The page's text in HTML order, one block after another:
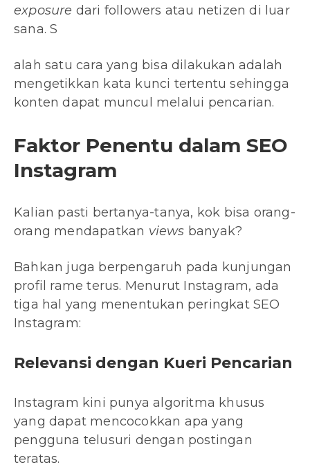
exposure dari followers atau netizen di luar
sana. S
alah satu cara yang bisa dilakukan adalah
mengetikkan kata kunci tertentu sehingga
konten dapat muncul melalui pencarian.
Faktor Penentu dalam SEO
Instagram
Kalian pasti bertanya-tanya, kok bisa orang-
orang mendapatkan views banyak?
Bahkan juga berpengaruh pada kunjungan
profil rame terus. Menurut Instagram, ada
tiga hal yang menentukan peringkat SEO
Instagram:
Relevansi dengan Kueri Pencarian
Instagram kini punya algoritma khusus
yang dapat mencocokkan apa yang
pengguna telusuri dengan postingan
teratas.